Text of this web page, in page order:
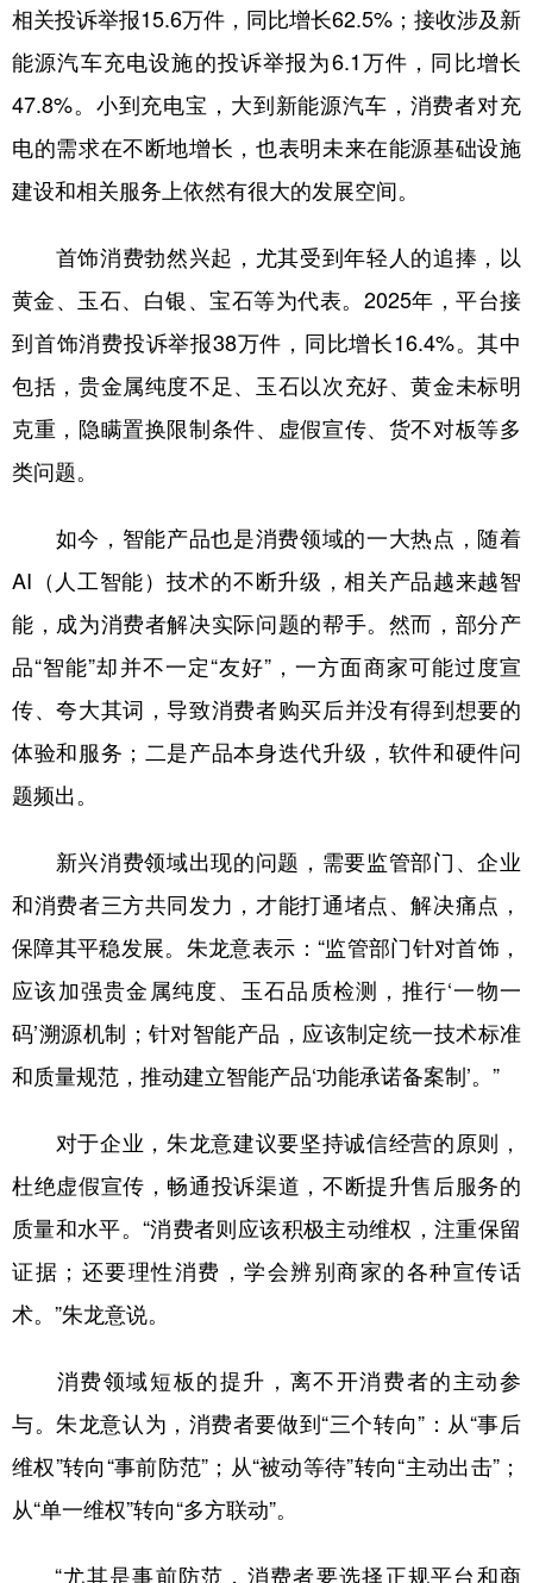
相关投诉举报15.6万件，同比增长62.5%；接收涉及新
能源汽车充电设施的投诉举报为6.1万件，同比增长
47.8%。小到充电宝，大到新能源汽车，消费者对充
电的需求在不断地增长，也表明未来在能源基础设施
建设和相关服务上依然有很大的发展空间。
首饰消费勃然兴起，尤其受到年轻人的追捧，以
黄金、玉石、白银、宝石等为代表。2025年，平台接
到首饰消费投诉举报38万件，同比增长16.4%。其中
包括，贵金属纯度不足、玉石以次充好、黄金未标明
克重，隐瞒置换限制条件、虚假宣传、货不对板等多
类问题。
如今，智能产品也是消费领域的一大热点，随着
AI（人工智能）技术的不断升级，相关产品越来越智
能，成为消费者解决实际问题的帮手。然而，部分产
品“智能”却并不一定“友好”，一方面商家可能过度宣
传、夸大其词，导致消费者购买后并没有得到想要的
体验和服务；二是产品本身迭代升级，软件和硬件问
题频出。
新兴消费领域出现的问题，需要监管部门、企业
和消费者三方共同发力，才能打通堵点、解决痛点，
保障其平稳发展。朱龙意表示：“监管部门针对首饰，
应该加强贵金属纯度、玉石品质检测，推行‘一物一
码’溯源机制；针对智能产品，应该制定统一技术标准
和质量规范，推动建立智能产品‘功能承诺备案制’。”
对于企业，朱龙意建议要坚持诚信经营的原则，
杜绝虚假宣传，畅通投诉渠道，不断提升售后服务的
质量和水平。“消费者则应该积极主动维权，注重保留
证据；还要理性消费，学会辨别商家的各种宣传话
术。”朱龙意说。
消费领域短板的提升，离不开消费者的主动参
与。朱龙意认为，消费者要做到“三个转向”：从“事后
维权”转向“事前防范”；从“被动等待”转向“主动出击”；
从“单一维权”转向“多方联动”。
“尤其是事前防范，消费者要选择正规平台和商